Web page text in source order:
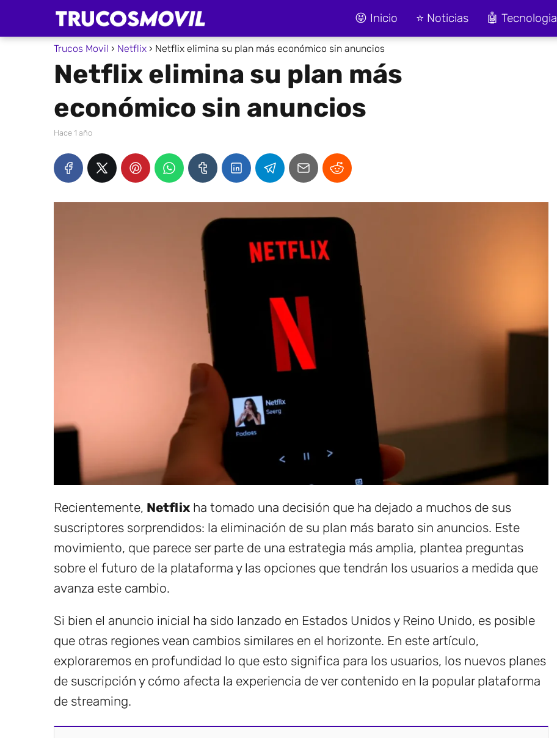
😝 Inicio ⭐ Noticias 🤖 Tecnologia
Trucos Movil Netflix Netflix elimina su plan más económico sin anuncios
Netflix elimina su plan más
económico sin anuncios
hace 1 año
Recientemente, Netflix ha tomado una decisión que ha dejado a muchos de sus
suscriptores sorprendidos: la eliminación de su plan más barato sin anuncios. Este
movimiento, que parece ser parte de una estrategia más amplia, plantea preguntas
sobre el futuro de la plataforma y las opciones que tendrán los usuarios a medida que
avanza este cambio.
Si bien el anuncio inicial ha sido lanzado en Estados Unidos y Reino Unido, es posible
que otras regiones vean cambios similares en el horizonte. En este artículo,
exploraremos en profundidad lo que esto significa para los usuarios, los nuevos planes
de suscripción y cómo afecta la experiencia de ver contenido en la popular plataforma
de streaming.